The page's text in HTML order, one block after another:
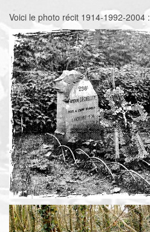
Voici le photo récit 1914-1992-2004 :